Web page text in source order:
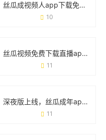
丝瓜成视频人app下载免费无限观看：这款宝藏工具究竟靠不靠谱？
10
丝瓜视频免费下载直播app破解版：风险提示与实用避坑指南
11
深夜版上线，丝瓜成年app视频软件为何引发热议？
11